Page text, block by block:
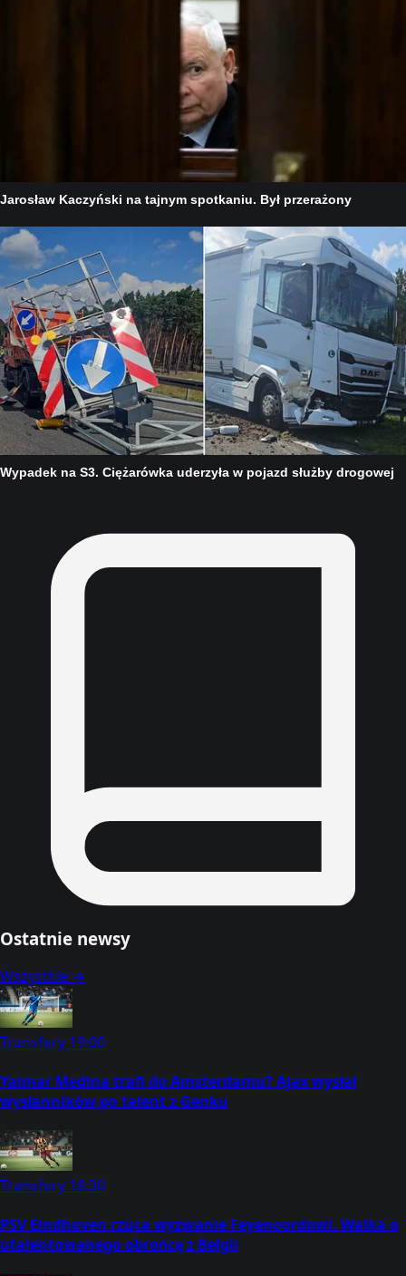
Ostatnie newsy
Wszystkie →
Transfery 19:00
Yaimar Medina trafi do Amsterdamu? Ajax wysłał
wysłanników po talent z Genku
Transfery 18:30
PSV Eindhoven rzuca wyzwanie Feyenoordowi. Walka o
utalentowanego obrońcę z Belgii